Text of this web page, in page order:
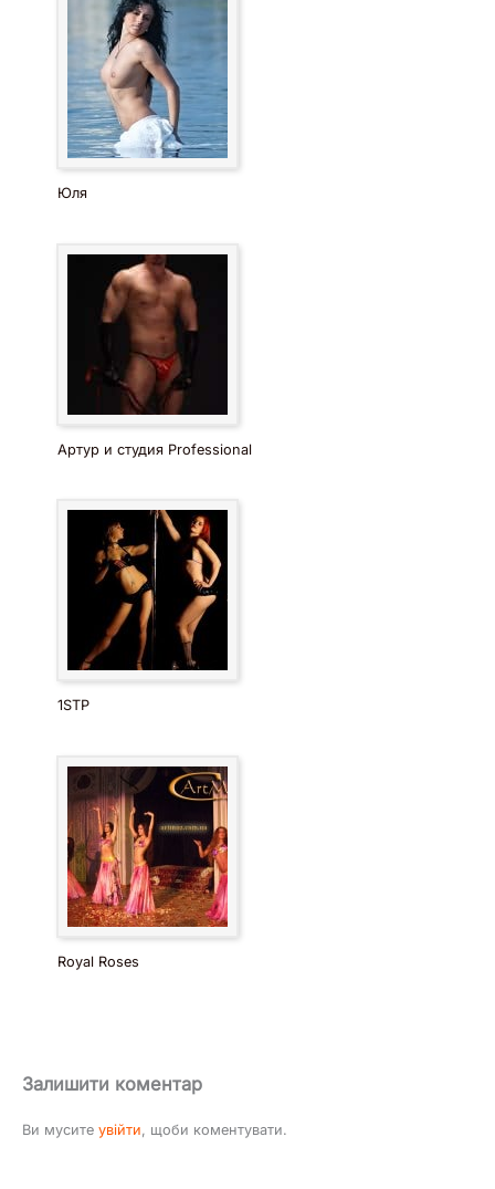
Юля
Артур и студия Professional
1STP
Royal Roses
Залишити коментар
Ви мусите увійти, щоби коментувати.